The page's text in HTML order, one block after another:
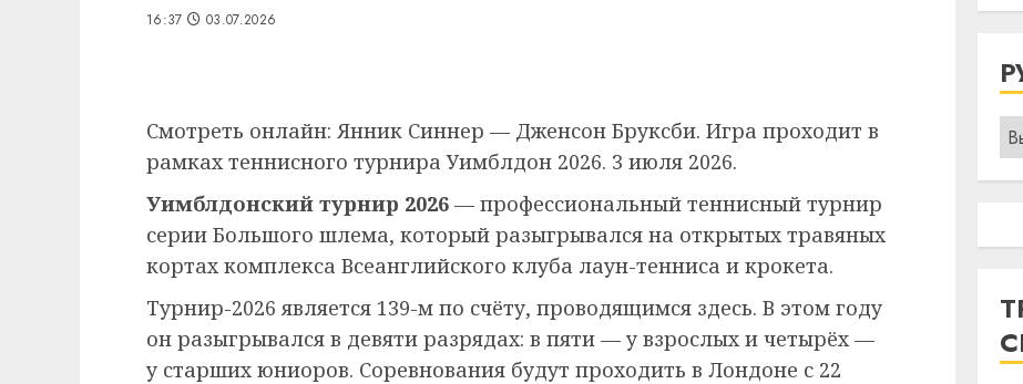
16:37 03.07.2026
Смотреть онлайн: Янник Синнер — Дженсон Бруксби. Игра проходит в
рамках теннисного турнира Уимблдон 2026. 3 июля 2026.
Уимблдонский турнир 2026 — профессиональный теннисный турнир
серии Большого шлема, который разыгрывался на открытых травяных
кортах комплекса Всеанглийского клуба лаун-тенниса и крокета.
Турнир-2026 является 139-м по счёту, проводящимся здесь. В этом году
он разыгрывался в девяти разрядах: в пяти — у взрослых и четырёх —
у старших юниоров. Соревнования будут проходить в Лондоне с 22